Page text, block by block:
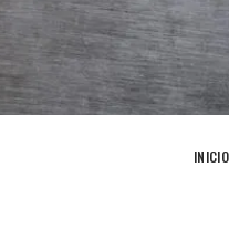
INICIO